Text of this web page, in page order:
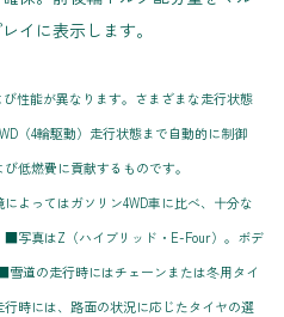
イに表示します。
性能が異なります。さまざまな走行状態
（4輪駆動）走行状態まで自動的に制御
低燃費に貢献するものです。
よってはガソリン4WD車に比べ、十分な
写真はZ（ハイブリッド・E-Four）。ボデ
道の走行時にはチェーンまたは冬用タイ
時には、路面の状況に応じたタイヤの選